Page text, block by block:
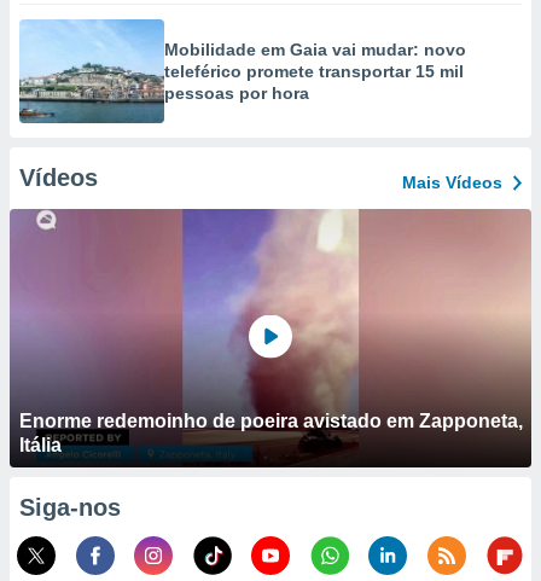
Mobilidade em Gaia vai mudar: novo
teleférico promete transportar 15 mil
pessoas por hora
Vídeos Mais Vídeos
Enorme redemoinho de poeira avistado em Zapponeta,
Itália
Siga-nos